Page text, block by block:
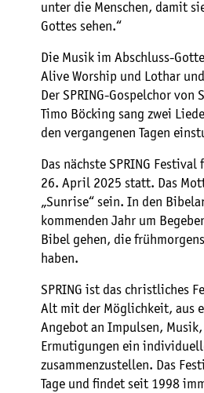
unter die Menschen, damit
Gottes sehen.“
Die Musik im Abschluss-
Alive Worship und Lothar
Der SPRING-Gospelchor von
Timo Böcking sang zwei
den vergangenen Tagen
Das nächste SPRING
26. April 2025 statt. Das
„Sunrise“ sein. In den
kommenden Jahr um
Bibel gehen, die
haben.
SPRING ist das christliches
Alt mit der Möglichkeit, aus
Angebot an Impulsen,
Ermutigungen ein
zusammenzustellen. Das
Tage und findet seit 1998